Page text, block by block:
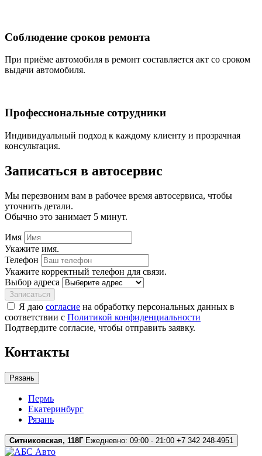
Соблюдение сроков ремонта
При приёме автомобиля в ремонт составляется акт со сроком
выдачи автомобиля.
Профессиональные сотрудники
Индивидуальный подход к каждому клиенту и прозрачная
консультация.
Записаться в автосервис
Мы перезвоним вам в рабочее время автосервиса, чтобы
уточнить детали.
Обычно это занимает 5 минут.
Имя
Укажите имя.
Телефон
Укажите корректный телефон для связи.
Выбор адреса
Записаться
Я даю согласие на обработку персональных данных в
соответствии с Политикой конфиденциальности
Подтвердите согласие, чтобы отправить заявку.
Контакты
Рязань
Пермь
Екатеринбург
Рязань
Ситниковская, 118ГЕжедневно: 09:00 - 21:00 +7 342 248-4951